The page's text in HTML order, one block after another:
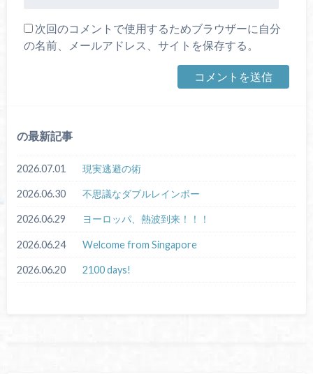
次回のコメントで使用するためブラウザーに自分
の名前、メールアドレス、サイトを保存する。
の最新記事
2026.07.01 現実逃避の術
2026.06.30 不思議なダブルレインボー
2026.06.29 ヨーロッパ、熱波到来！！！
2026.06.24 Welcome from Singapore
2026.06.20 2100 days!